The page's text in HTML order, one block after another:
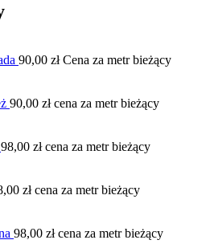
90,00 złCena za metr bieżący
90,00 złcena za metr bieżący
98,00 złcena za metr bieżący
złcena za metr bieżący
98,00 złcena za metr bieżący